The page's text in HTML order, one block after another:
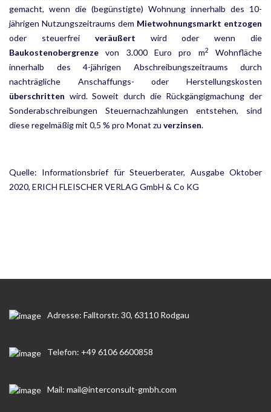
gemacht, wenn die (begünstigte) Wohnung innerhalb des 10-
jährigen Nutzungszeitraums dem Mietwohnungsmarkt entzogen
oder steuerfrei veräußert wird oder wenn die
Baukostenobergrenze von 3.000 Euro pro m2
Wohnfläche
innerhalb des 4-jährigen Abschreibungszeitraums durch
nachträgliche Anschaffungs- oder Herstellungskosten
überschritten wird. Soweit durch die Rückgängigmachung der
Sonderabschreibungen Steuernachzahlungen entstehen, sind
diese regelmäßig mit 0,5 % pro Monat zu verzinsen.
Quelle: Informationsbrief für Steuerberater, Ausgabe Oktober
2020, ERICH FLEISCHER VERLAG GmbH & Co KG
Adresse: Falltorstr. 30, 63110 Rodgau
Telefon: +49 6106 6600858
Mail: mail@interconsult-gmbh.com